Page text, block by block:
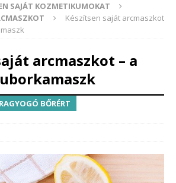
SAJÁT KOZMETIKUMOKAT
Készítsen saját arcmaszkot
arcmaszkot – a
BŐRÉRT